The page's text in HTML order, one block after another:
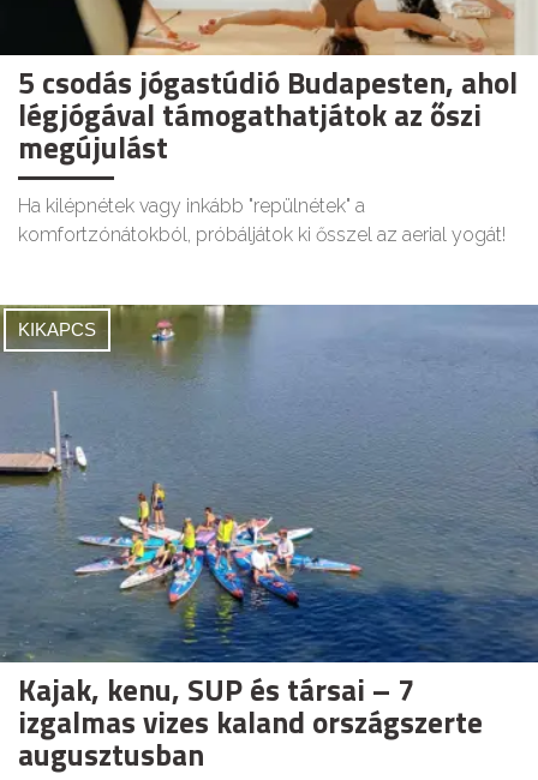
5 csodás jógastúdió Budapesten, ahol
légjógával támogathatjátok az őszi
megújulást
Ha kilépnétek vagy inkább "repülnétek" a
komfortzónátokból, próbáljátok ki ősszel az aerial yogát!
KIKAPCS
Kajak, kenu, SUP és társai – 7
izgalmas vizes kaland országszerte
augusztusban